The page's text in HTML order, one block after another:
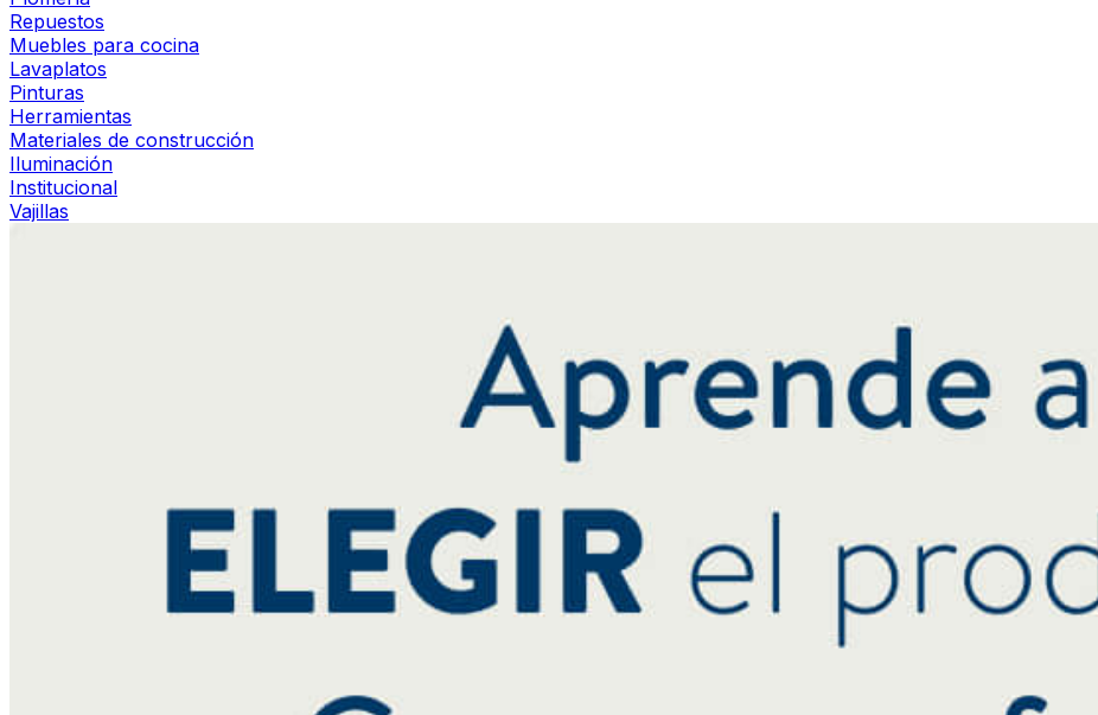
Repuestos
Muebles para cocina
Lavaplatos
Pinturas
Herramientas
Materiales de construcción
Iluminación
Institucional
Vajillas